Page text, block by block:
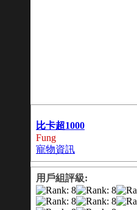
比卡超1000
Fung
寵物資訊
用戶組評級: